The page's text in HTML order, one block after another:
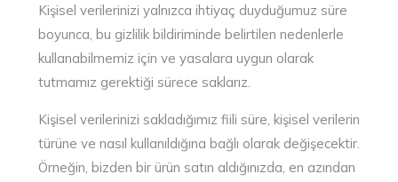
Kişisel verilerinizi yalnızca ihtiyaç duyduğumuz süre
boyunca, bu gizlilik bildiriminde belirtilen nedenlerle
kullanabilmemiz için ve yasalara uygun olarak
tutmamız gerektiği sürece saklarız.
Kişisel verilerinizi sakladığımız fiili süre, kişisel verilerin
türüne ve nasıl kullanıldığına bağlı olarak değişecektir.
Örneğin, bizden bir ürün satın aldığınızda, en azından